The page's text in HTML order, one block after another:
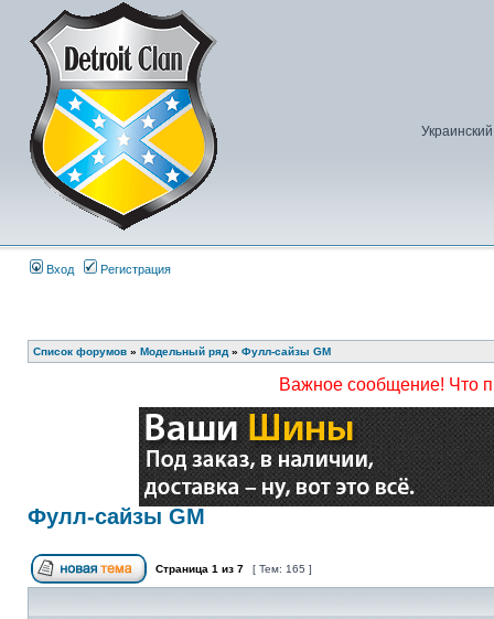
Вход Регистрация
Список форумов » Модельный ряд » Фулл-сайзы GM
Важное сообщение! Что
Фулл-сайзы GM
Страница 1 из 7 [ Тем: 165 ]